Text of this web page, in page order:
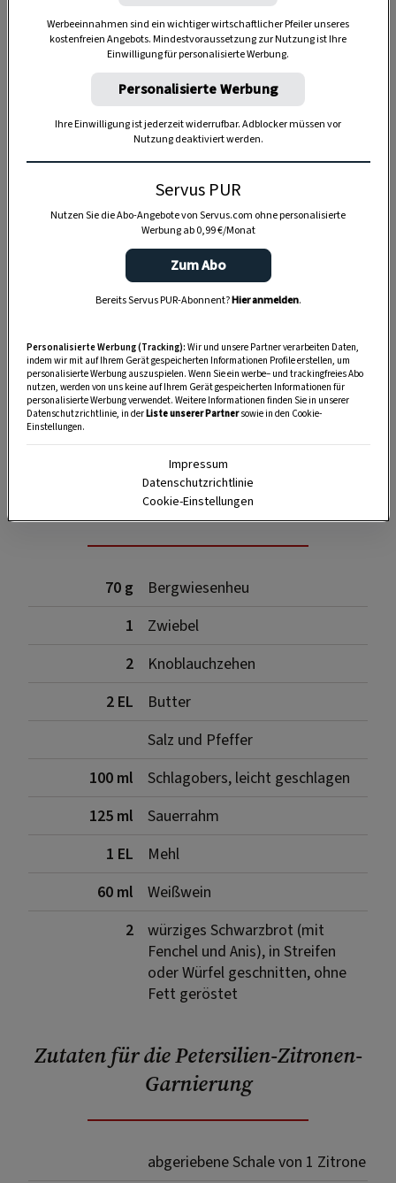
Anzeige
Zutaten
70 g
Bergwiesenheu
1
Zwiebel
2
Knoblauchzehen
2 EL
Butter
Salz und Pfeffer
100 ml
Schlagobers, leicht geschlagen
125 ml
Sauerrahm
1 EL
Mehl
60 ml
Weißwein
2
würziges Schwarzbrot (mit
Fenchel und Anis), in Streifen
oder Würfel geschnitten, ohne
Fett geröstet
Zutaten für die Petersilien-Zitronen-
Garnierung
abgeriebene Schale von 1 Zitrone
Werbeeinnahmen sind ein wichtiger wirtschaftlicher Pfeiler unseres
kostenfreien Angebots. Mindestvoraussetzung zur Nutzung ist Ihre
Einwilligung für personalisierte Werbung.
Personalisierte Werbung
Ihre Einwilligung ist jederzeit widerrufbar. Adblocker müssen vor
Nutzung deaktiviert werden.
Servus PUR
Nutzen Sie die Abo-Angebote von Servus.com ohne personalisierte
Werbung ab 0,99 €/Monat
Zum Abo
Bereits Servus PUR-Abonnent?Hier anmelden.
Personalisierte Werbung (Tracking): Wir und unsere Partner verarbeiten Daten,
indem wir mit auf Ihrem Gerät gespeicherten Informationen Profile erstellen, um
personalisierte Werbung auszuspielen. Wenn Sie ein werbe– und trackingfreies Abo
nutzen, werden von uns keine auf Ihrem Gerät gespeicherten Informationen für
personalisierte Werbung verwendet. Weitere Informationen finden Sie in unserer
Datenschutzrichtlinie, in derListe unserer Partnersowie in den Cookie-
Einstellungen.
Impressum
Datenschutzrichtlinie
Cookie-Einstellungen